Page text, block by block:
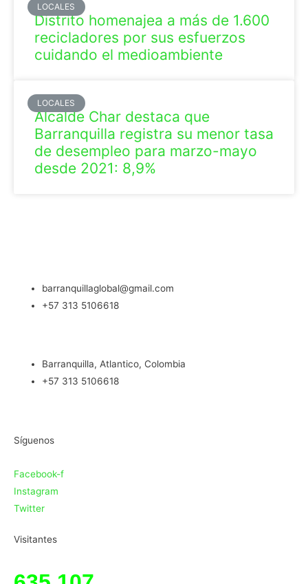
LOCALES
Distrito homenajea a más de 1.600
recicladores por sus esfuerzos
cuidando el medioambiente
LOCALES
Alcalde Char destaca que
Barranquilla registra su menor tasa
de desempleo para marzo-mayo
desde 2021: 8,9%
barranquillaglobal@gmail.com
+57 313 5106618
Barranquilla, Atlantico, Colombia
+57 313 5106618
Síguenos
Facebook-f
Instagram
Twitter
Visitantes